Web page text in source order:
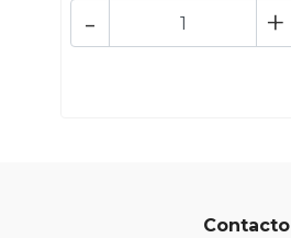
+
-
Contacto